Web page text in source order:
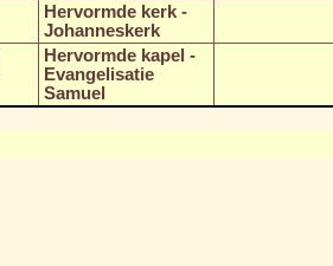
Hervormde kerk -
Johanneskerk
Hervormde kapel -
Evangelisatie
Samuel